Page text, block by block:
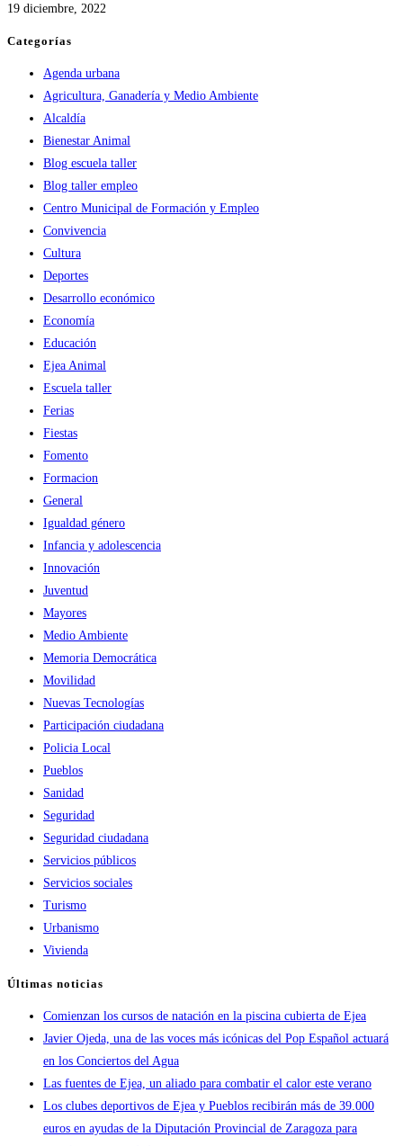
19 diciembre, 2022
Categorías
Agenda urbana
Agricultura, Ganadería y Medio Ambiente
Alcaldía
Bienestar Animal
Blog escuela taller
Blog taller empleo
Centro Municipal de Formación y Empleo
Convivencia
Cultura
Deportes
Desarrollo económico
Economía
Educación
Ejea Animal
Escuela taller
Ferias
Fiestas
Fomento
Formacion
General
Igualdad género
Infancia y adolescencia
Innovación
Juventud
Mayores
Medio Ambiente
Memoria Democrática
Movilidad
Nuevas Tecnologías
Participación ciudadana
Policia Local
Pueblos
Sanidad
Seguridad
Seguridad ciudadana
Servicios públicos
Servicios sociales
Turismo
Urbanismo
Vivienda
Últimas noticias
Comienzan los cursos de natación en la piscina cubierta de Ejea
Javier Ojeda, una de las voces más icónicas del Pop Español actuará
en los Conciertos del Agua
Las fuentes de Ejea, un aliado para combatir el calor este verano
Los clubes deportivos de Ejea y Pueblos recibirán más de 39.000
euros en ayudas de la Diputación Provincial de Zaragoza para